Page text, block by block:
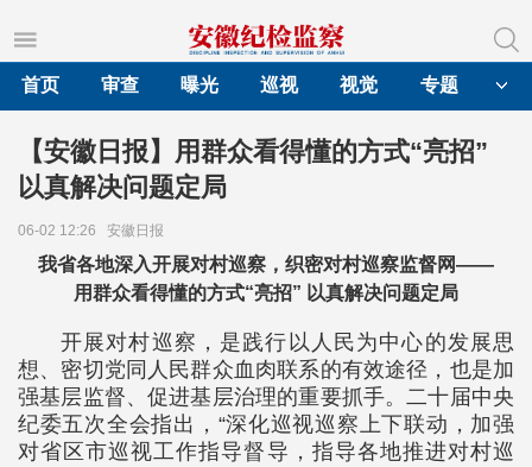
首页
审查 曝光 巡视 视觉 专题
【安徽日报】用群众看得懂的方式“亮招”
以真解决问题定局
06-02 12:26 安徽日报
我省各地深入开展对村巡察，织密对村巡察监督网——
用群众看得懂的方式“亮招” 以真解决问题定局
开展对村巡察，是践行以人民为中心的发展思
想、密切党同人民群众血肉联系的有效途径，也是加
强基层监督、促进基层治理的重要抓手。二十届中央
纪委五次全会指出，“深化巡视巡察上下联动，加强
对省区市巡视工作指导督导，指导各地推进对村巡